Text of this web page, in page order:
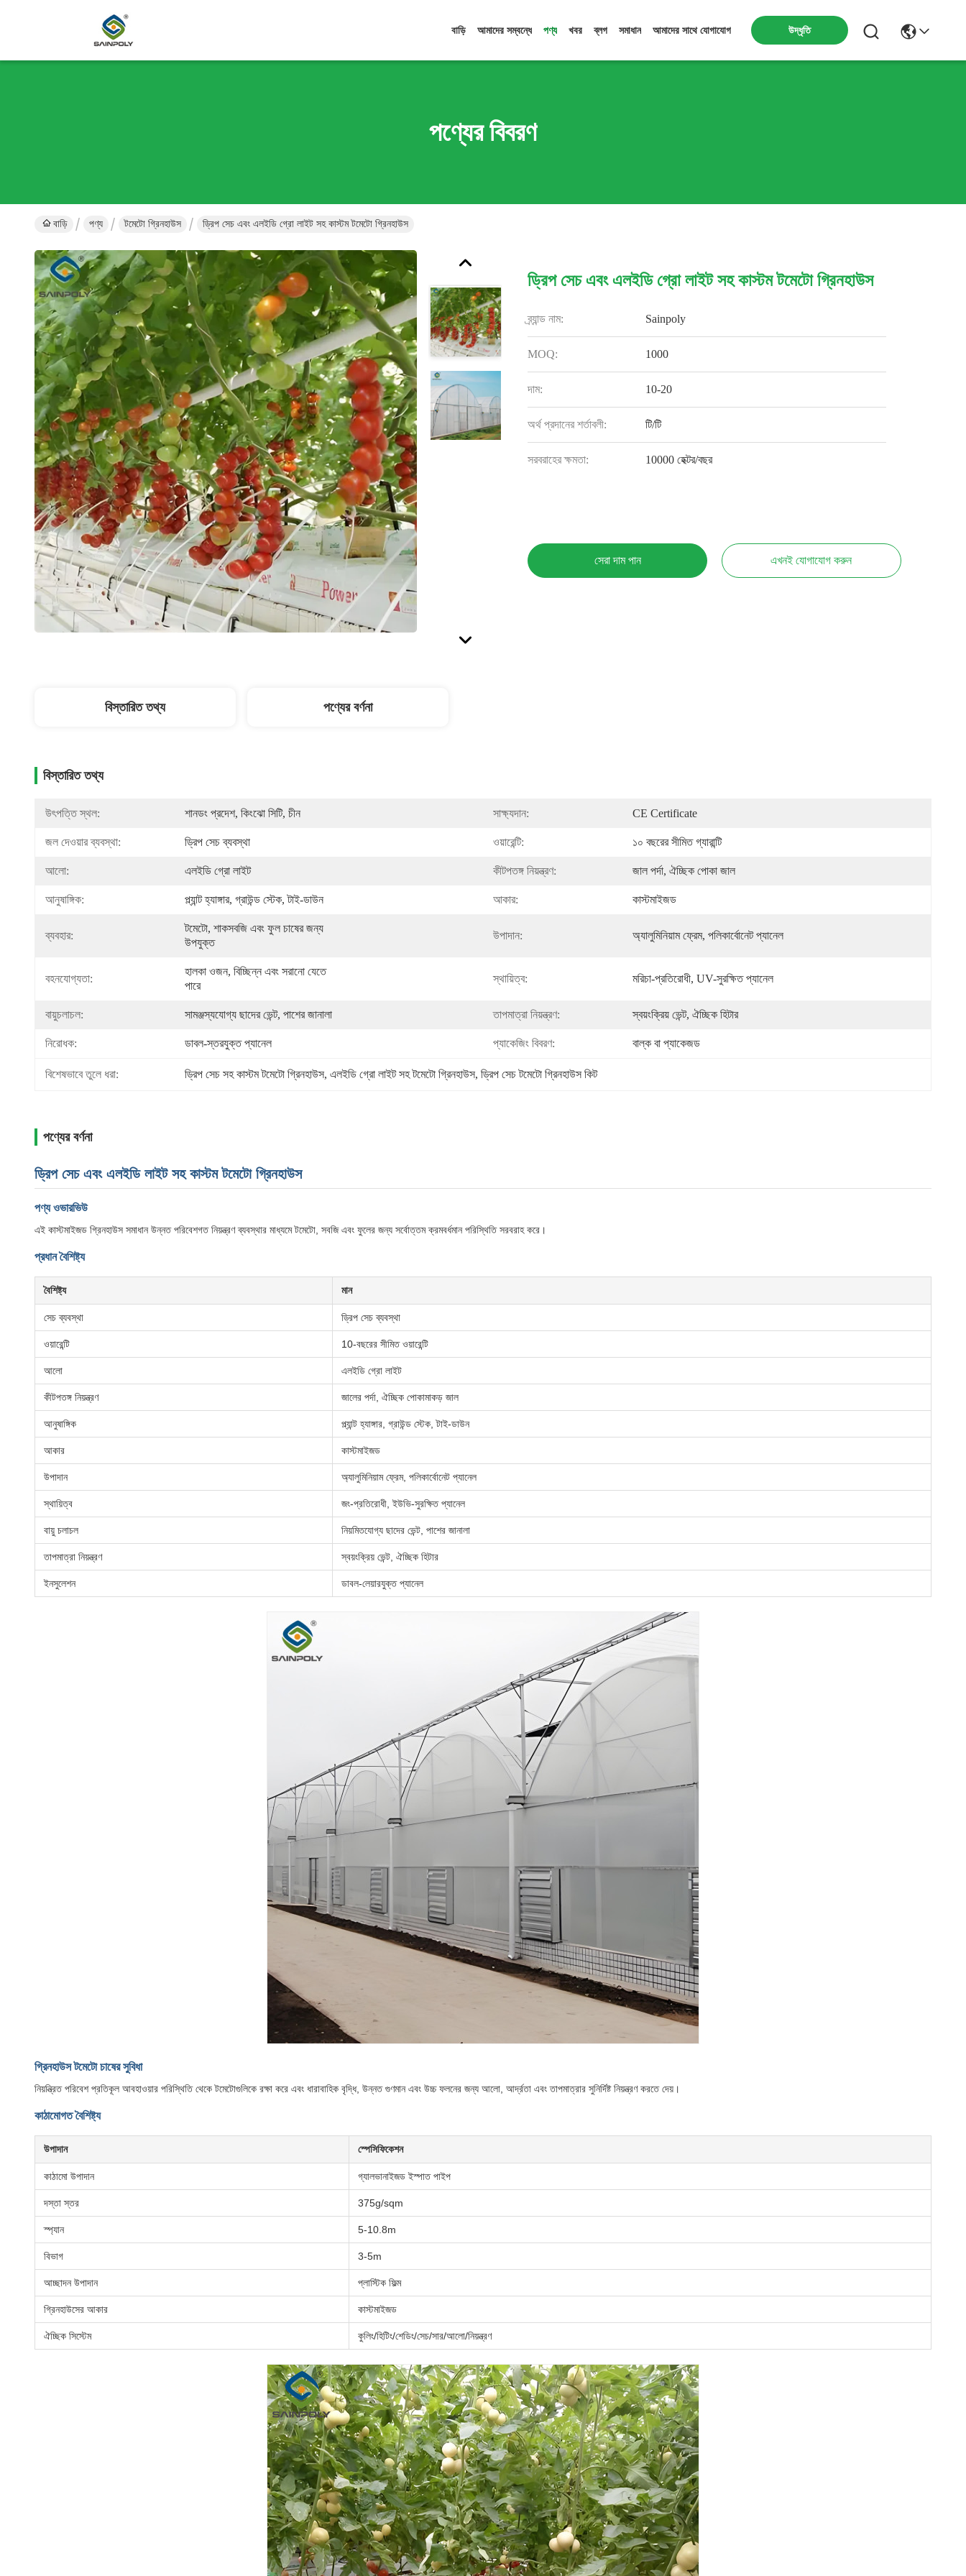
বাড়ি আমাদের সম্বন্ধে পণ্য খবর ব্লগ সমাধান আমাদের সাথে যোগাযোগ উদ্ধৃতি
পণ্যের বিবরণ
বাড়ি পণ্য টমেটো গ্রিনহাউস ড্রিপ সেচ এবং এলইডি গ্রো লাইট সহ কাস্টম টমেটো গ্রিনহাউস
ড্রিপ সেচ এবং এলইডি গ্রো লাইট সহ কাস্টম টমেটো গ্রিনহাউস
ব্র্যান্ড নাম: Sainpoly
MOQ: 1000
দাম: 10-20
অর্থ প্রদানের শর্তাবলী: টি/টি
সরবরাহের ক্ষমতা: 10000 হেক্টর/বছর
সেরা দাম পান এখনই যোগাযোগ করুন
বিস্তারিত তথ্য পণ্যের বর্ণনা
বিস্তারিত তথ্য
উৎপত্তি স্থল: শানডং প্রদেশ, কিংঝো সিটি, চীন সাক্ষ্যদান: CE Certificate
জল দেওয়ার ব্যবস্থা: ড্রিপ সেচ ব্যবস্থা ওয়ারেন্টি: ১০ বছরের সীমিত গ্যারান্টি
আলো: এলইডি গ্রো লাইট কীটপতঙ্গ নিয়ন্ত্রণ: জাল পর্দা, ঐচ্ছিক পোকা জাল
আনুষাঙ্গিক: প্ল্যান্ট হ্যাঙ্গার, গ্রাউন্ড স্টেক, টাই-ডাউন আকার: কাস্টমাইজড
ব্যবহার:
টমেটো, শাকসবজি এবং ফুল চাষের জন্য
উপযুক্ত
উপাদান: অ্যালুমিনিয়াম ফ্রেম, পলিকার্বোনেট প্যানেল
বহনযোগ্যতা:
হালকা ওজন, বিচ্ছিন্ন এবং সরানো যেতে
পারে
স্থায়িত্ব: মরিচা-প্রতিরোধী, UV-সুরক্ষিত প্যানেল
বায়ুচলাচল: সামঞ্জস্যযোগ্য ছাদের ভেন্ট, পাশের জানালা তাপমাত্রা নিয়ন্ত্রণ: স্বয়ংক্রিয় ভেন্ট, ঐচ্ছিক হিটার
নিরোধক: ডাবল-স্তরযুক্ত প্যানেল প্যাকেজিং বিবরণ: বাল্ক বা প্যাকেজড
বিশেষভাবে তুলে ধরা: ড্রিপ সেচ সহ কাস্টম টমেটো গ্রিনহাউস, এলইডি গ্রো লাইট সহ টমেটো গ্রিনহাউস, ড্রিপ সেচ টমেটো গ্রিনহাউস কিট
পণ্যের বর্ণনা
ড্রিপ সেচ এবং এলইডি লাইট সহ কাস্টম টমেটো গ্রিনহাউস
পণ্য ওভারভিউ
এই কাস্টমাইজড গ্রিনহাউস সমাধান উন্নত পরিবেশগত নিয়ন্ত্রণ ব্যবস্থার মাধ্যমে টমেটো, সবজি এবং ফুলের জন্য সর্বোত্তম ক্রমবর্ধমান পরিস্থিতি সরবরাহ করে।
প্রধান বৈশিষ্ট্য
বৈশিষ্ট্য মান
সেচ ব্যবস্থা ড্রিপ সেচ ব্যবস্থা
ওয়ারেন্টি 10-বছরের সীমিত ওয়ারেন্টি
আলো এলইডি গ্রো লাইট
কীটপতঙ্গ নিয়ন্ত্রণ জালের পর্দা, ঐচ্ছিক পোকামাকড় জাল
আনুষাঙ্গিক প্ল্যান্ট হ্যাঙ্গার, গ্রাউন্ড স্টেক, টাই-ডাউন
আকার কাস্টমাইজড
উপাদান অ্যালুমিনিয়াম ফ্রেম, পলিকার্বোনেট প্যানেল
স্থায়িত্ব জং-প্রতিরোধী, ইউভি-সুরক্ষিত প্যানেল
বায়ু চলাচল নিয়মিতযোগ্য ছাদের ভেন্ট, পাশের জানালা
তাপমাত্রা নিয়ন্ত্রণ স্বয়ংক্রিয় ভেন্ট, ঐচ্ছিক হিটার
ইনসুলেশন ডাবল-লেয়ারযুক্ত প্যানেল
গ্রিনহাউস টমেটো চাষের সুবিধা
নিয়ন্ত্রিত পরিবেশ প্রতিকূল আবহাওয়ার পরিস্থিতি থেকে টমেটোগুলিকে রক্ষা করে এবং ধারাবাহিক বৃদ্ধি, উন্নত গুণমান এবং উচ্চ ফলনের জন্য আলো, আর্দ্রতা এবং তাপমাত্রার সুনির্দিষ্ট নিয়ন্ত্রণ করতে দেয়।
কাঠামোগত বৈশিষ্ট্য
উপাদান স্পেসিফিকেশন
কাঠামো উপাদান গ্যালভানাইজড ইস্পাত পাইপ
দস্তা স্তর 375g/sqm
স্প্যান 5-10.8m
বিভাগ 3-5m
আচ্ছাদন উপাদান প্লাস্টিক ফিল্ম
গ্রিনহাউসের আকার কাস্টমাইজড
ঐচ্ছিক সিস্টেম কুলিং/হিটিং/শেডিং/সেচ/সার/আলো/নিয়ন্ত্রণ